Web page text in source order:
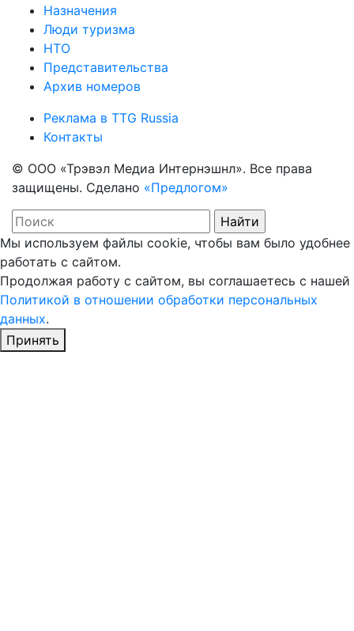
Назначения
Люди туризма
НТО
Представительства
Архив номеров
Реклама в TTG Russia
Контакты
© ООО «Трэвэл Медиа Интернэшнл». Все права
защищены. Сделано «Предлогом»
Мы используем файлы cookie, чтобы вам было удобнее
работать с сайтом.
Продолжая работу с сайтом, вы соглашаетесь с нашей
Политикой в отношении обработки персональных
данных.
Принять